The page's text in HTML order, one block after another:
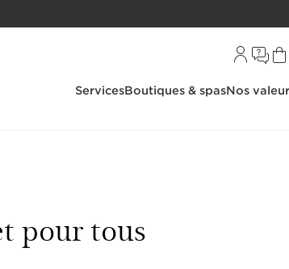
ServicesBoutiques & spasNos
pour tous